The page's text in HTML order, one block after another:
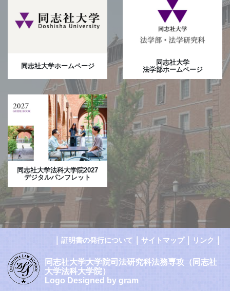
同志社大学ホームページ
同志社大学
法学部ホームページ
同志社大学法科大学院2027
デジタルパンフレット
証明書の発行について サイトマップ｜ リンク
同志社大学大学院司法研究科法務専攻（同志社
大学法科大学院）
Logo Designed by gram